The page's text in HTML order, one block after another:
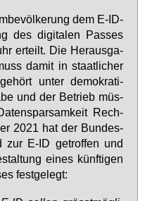
dem E-ID-
des di­gi­ta­len Pas­ses
er­teilt. Die Her­aus­ga­
da­mit in staat­li­cher
un­ter de­mo­kra­ti­
und der Be­trieb müs­
Rech­
2021 hat der Bun­des­
zur E-ID ge­trof­fen und
ei­nes künf­ti­gen
fest­ge­legt: